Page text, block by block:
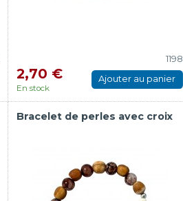
1198
2,70 €
En stock
Ajouter au panier
Bracelet de perles avec croix